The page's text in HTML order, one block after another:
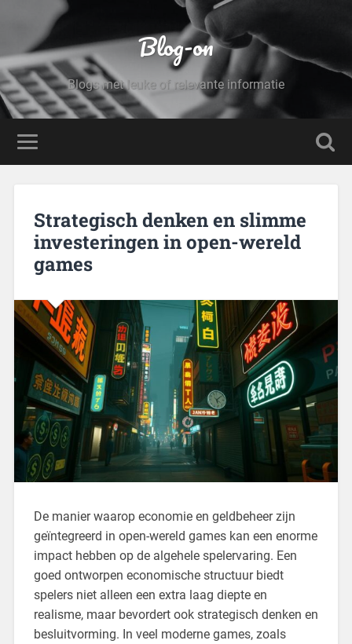
Blog-on
Blogs met leuke of relevante informatie
Strategisch denken en slimme
investeringen in open-wereld
games
De manier waarop economie en geldbeheer zijn
geïntegreerd in open-wereld games kan een enorme
impact hebben op de algehele spelervaring. Een
goed ontworpen economische structuur biedt
spelers niet alleen een extra laag diepte en
realisme, maar bevordert ook strategisch denken en
besluitvorming. In veel moderne games, zoals